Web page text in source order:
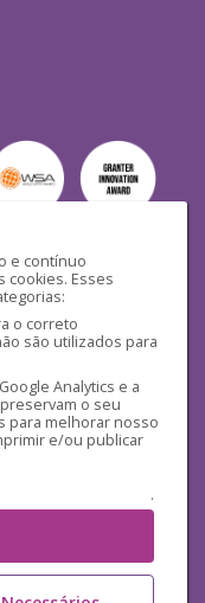
e contínuo
cookies. Esses
o correto
são utilizados para
Analytics e a
o seu
para melhorar nosso
e/ou publicar
.